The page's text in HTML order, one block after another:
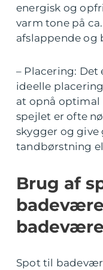
energisk og
varm tone på
afslappende og
– Placering: Det
ideelle
at opnå
spejlet er ofte
skygger og give
tandbørstning
Brug af
Spot til